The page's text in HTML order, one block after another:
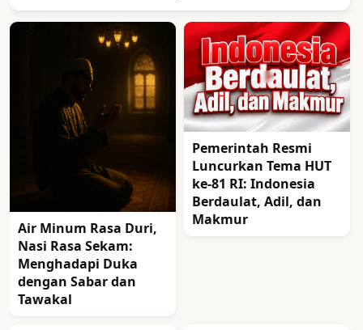
Air Minum Rasa Duri,
Nasi Rasa Sekam:
Menghadapi Duka
dengan Sabar dan
Tawakal
Pemerintah Resmi
Luncurkan Tema HUT
ke-81 RI: Indonesia
Berdaulat, Adil, dan
Makmur